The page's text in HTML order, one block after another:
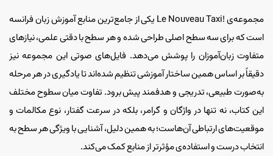
مجموعه‌ی !Le Nouveau Taxi یکی از جامع‌ترین منابع آموزش زبان فرانسه
است که برای سه سطح اصلی طراحی شده و هر سطح با دقتی علمی، نیازهای
متفاوت زبان‌آموزان را پوشش می‌دهد. فایل‌های صوتی این مجموعه نیز
دقیقاً بر اساس همین ساختار آموزشی تنظیم شده‌اند تا یادگیری در هر مرحله
به‌صورت طبیعی، تدریجی و هدفمند پیش برود. تفاوت میان سطوح مختلف
این کتاب، نه تنها در واژگان و گرامر، بلکه در سرعت گفتار، نوع مکالمات و
موقعیت‌های ارتباطی آن‌هاست؛ به همین دلیل، آشنایی با ویژگی هر سطح به
انتخاب درست و استفاده‌ی مؤثرتر از منابع کمک می‌کند.